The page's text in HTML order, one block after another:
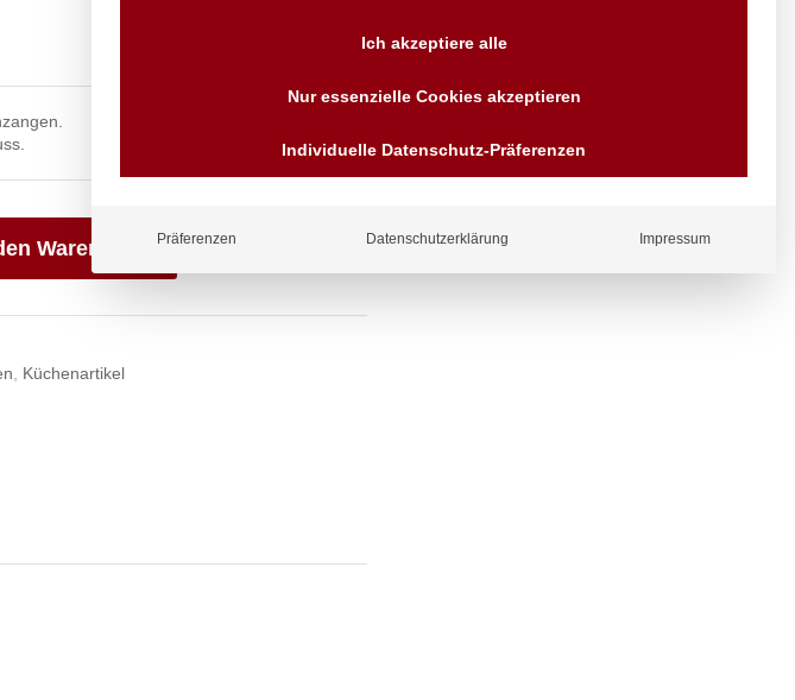
Warenkorb
, Küchenartikel
Anfragen
Wir sind seit über 40 Jahren
für Sie da
Vorrauskasse Paypal,
Kreditkarte, Direkt
Ich akzeptiere alle
Nur essenzielle Cookies akzeptieren
Individuelle Datenschutz-Präferenzen
Präferenzen Datenschutzerklärung Impressum